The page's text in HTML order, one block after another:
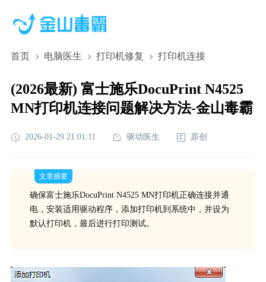
首页 电脑医生 打印机修复 打印机连接
(2026最新) 富士施乐DocuPrint N4525
MN打印机连接问题解决方法-金山毒霸
2026-01-29 21:01:11 驱动医生 原创
文章摘要
确保富士施乐DocuPrint N4525 MN打印机正确连接并通
电，安装适用驱动程序，添加打印机到系统中，并设为
默认打印机，最后进行打印测试。